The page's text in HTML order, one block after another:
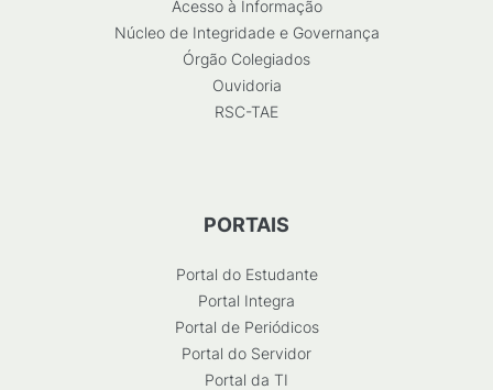
Acesso à Informação
Núcleo de Integridade e Governança
Órgão Colegiados
Ouvidoria
RSC-TAE
PORTAIS
Portal do Estudante
Portal Integra
Portal de Periódicos
Portal do Servidor
Portal da TI